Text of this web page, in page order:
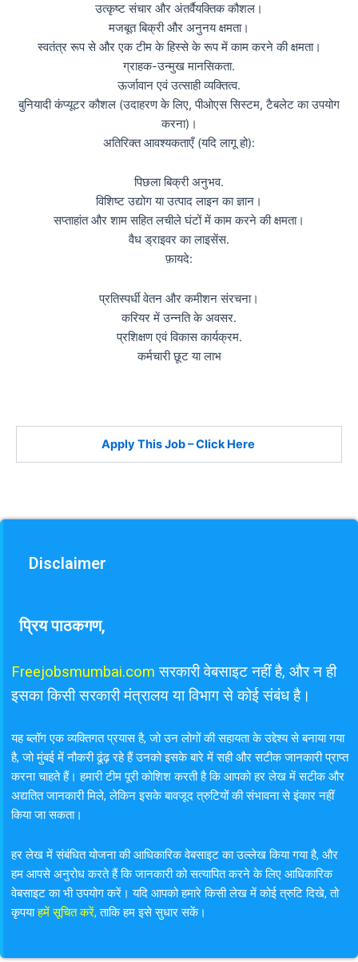
उत्कृष्ट संचार और अंतर्वैयक्तिक कौशल।
मजबूत बिक्री और अनुनय क्षमता।
स्वतंत्र रूप से और एक टीम के हिस्से के रूप में काम करने की क्षमता।
ग्राहक-उन्मुख मानसिकता.
ऊर्जावान एवं उत्साही व्यक्तित्व.
बुनियादी कंप्यूटर कौशल (उदाहरण के लिए, पीओएस सिस्टम, टैबलेट का उपयोग
करना)।
अतिरिक्त आवश्यकताएँ (यदि लागू हो):
पिछला बिक्री अनुभव.
विशिष्ट उद्योग या उत्पाद लाइन का ज्ञान।
सप्ताहांत और शाम सहित लचीले घंटों में काम करने की क्षमता।
वैध ड्राइवर का लाइसेंस.
फ़ायदे:
प्रतिस्पर्धी वेतन और कमीशन संरचना।
करियर में उन्नति के अवसर.
प्रशिक्षण एवं विकास कार्यक्रम.
कर्मचारी छूट या लाभ
Apply This Job – Click Here
Disclaimer
प्रिय पाठकगण,
Freejobsmumbai.com सरकारी वेबसाइट नहीं है, और न ही
इसका किसी सरकारी मंत्रालय या विभाग से कोई संबंध है।
यह ब्लॉग एक व्यक्तिगत प्रयास है, जो उन लोगों की सहायता के उद्देश्य से बनाया गया
है, जो मुंबई में नौकरी ढूंढ़ रहे हैं उनको इसके बारे में सही और सटीक जानकारी प्राप्त
करना चाहते हैं। हमारी टीम पूरी कोशिश करती है कि आपको हर लेख में सटीक और
अद्यतित जानकारी मिले, लेकिन इसके बावजूद त्रुटियों की संभावना से इंकार नहीं
किया जा सकता।
हर लेख में संबंधित योजना की आधिकारिक वेबसाइट का उल्लेख किया गया है, और
हम आपसे अनुरोध करते हैं कि जानकारी को सत्यापित करने के लिए आधिकारिक
वेबसाइट का भी उपयोग करें। यदि आपको हमारे किसी लेख में कोई त्रुटि दिखे, तो
कृपयाहमें सूचित करें, ताकि हम इसे सुधार सकें।